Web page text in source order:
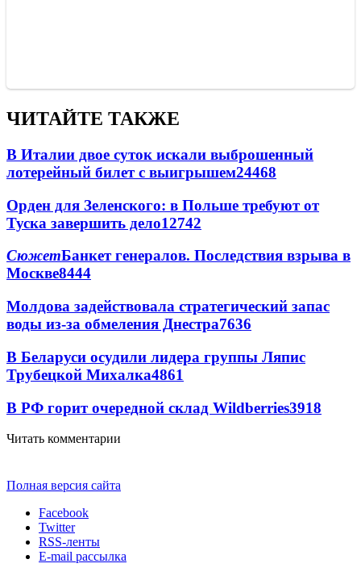
ЧИТАЙТЕ ТАКЖЕ
В Италии двое суток искали выброшенный
лотерейный билет с выигрышем24468
Орден для Зеленского: в Польше требуют от
Туска завершить дело12742
СюжетБанкет генералов. Последствия взрыва в
Москве8444
Молдова задействовала стратегический запас
воды из-за обмеления Днестра7636
В Беларуси осудили лидера группы Ляпис
Трубецкой Михалка4861
В РФ горит очередной склад Wildberries3918
Читать комментарии
Полная версия сайта
Facebook
Twitter
RSS-ленты
E-mail рассылка